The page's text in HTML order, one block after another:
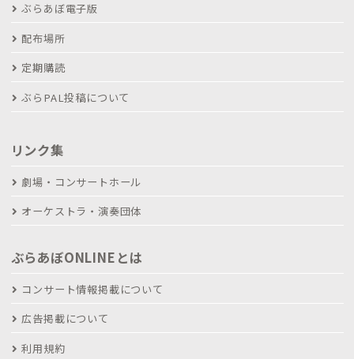
ぶらあぼ電子版
配布場所
定期購読
ぶらPAL投稿について
リンク集
劇場・コンサートホール
オーケストラ・演奏団体
ぶらあぼONLINEとは
コンサート情報掲載について
広告掲載について
利用規約